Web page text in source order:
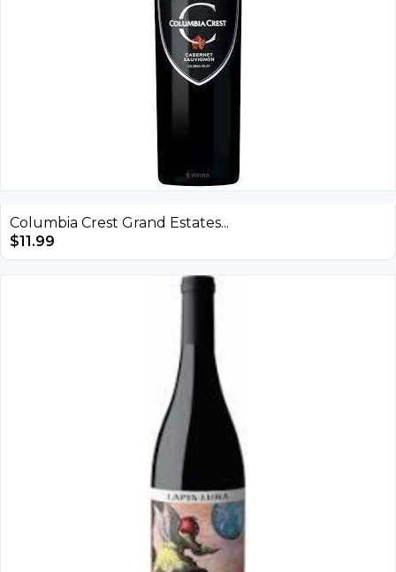
Columbia Crest Grand Estates...
$11.99